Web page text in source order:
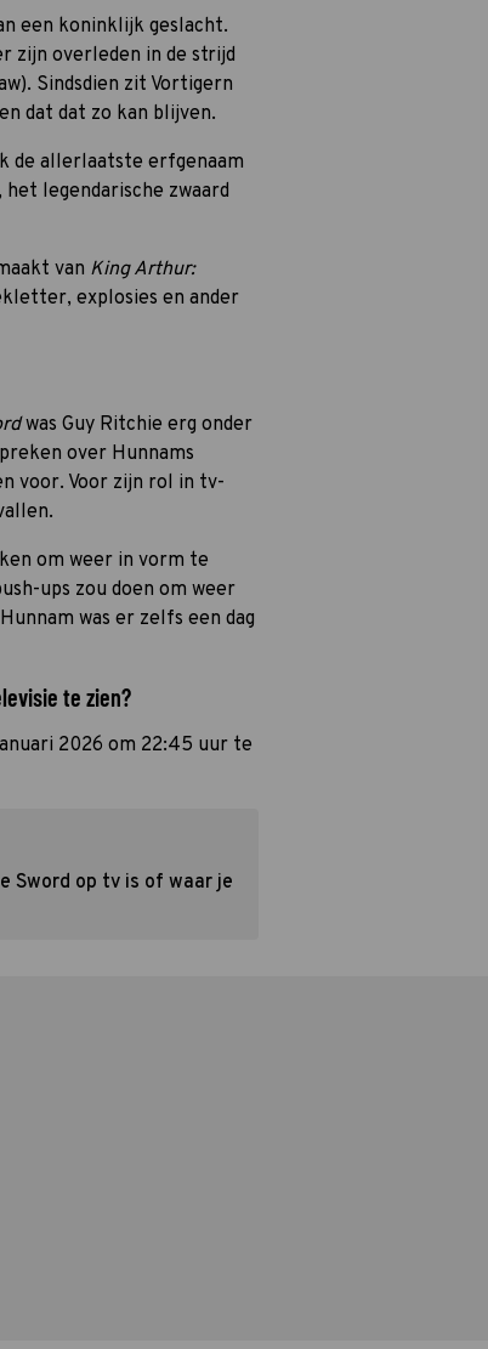
een koninklijk geslacht.
zijn overleden in de strijd
Sindsdien zit Vortigern
dat dat zo kan blijven.
de allerlaatste erfgenaam
legendarische zwaard
van King Arthur:
explosies en ander
was Guy Ritchie erg onder
over Hunnams
voor. Voor zijn rol in tv-
om weer in vorm te
ups zou doen om weer
was er zelfs een dag
te zien?
2026 om 22:45 uur te
Sword op tv is of waar je